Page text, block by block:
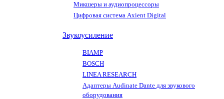
Микшеры и аудиопроцессоры
Цифровая система Axient Digital
Звукоусиление
BIAMP
BOSCH
LINEA RESEARCH
Адаптеры Audinate Dante для звукового
оборудования